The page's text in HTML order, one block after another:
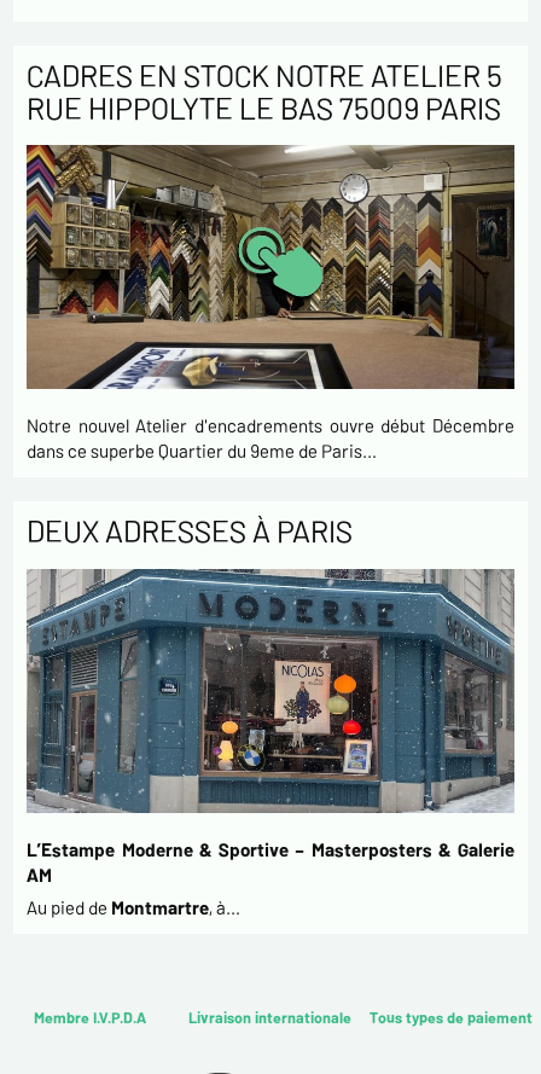
CADRES EN STOCK NOTRE ATELIER 5
RUE HIPPOLYTE LE BAS 75009 PARIS
Notre nouvel Atelier d'encadrements ouvre début Décembre
dans ce superbe Quartier du 9eme de Paris…
DEUX ADRESSES À PARIS
L’Estampe Moderne & Sportive – Masterposters & Galerie
AM
Au pied de Montmartre, à…
Membre I.V.P.D.A Livraison internationale Tous types de paiement